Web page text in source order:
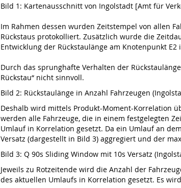
Bild 1: Kartenausschnitt von Ingolstadt [Amt für
Im Rahmen dessen wurden Zeitstempel von allen
Rückstaus protokolliert. Zusätzlich wurde die
Entwicklung der Rückstaulänge am Knotenpunkt
Durch das sprunghafte Verhalten der
Rückstau“ nicht sinnvoll.
Bild 2: Rückstaulänge in Anzahl Fahrzeugen
Deshalb wird mittels Produkt-Moment-Korrelation
werden alle Fahrzeuge, die in einem festgelegten
Umlauf in Korrelation gesetzt. Da ein Umlauf an
Versatz (dargestellt in Bild 3) aggregiert und der
Bild 3: Q 90s Sliding Window mit 10s Versatz
Jeweils zu Rotzeitende wird die Anzahl der
des aktuellen Umlaufs in Korrelation gesetzt. Es